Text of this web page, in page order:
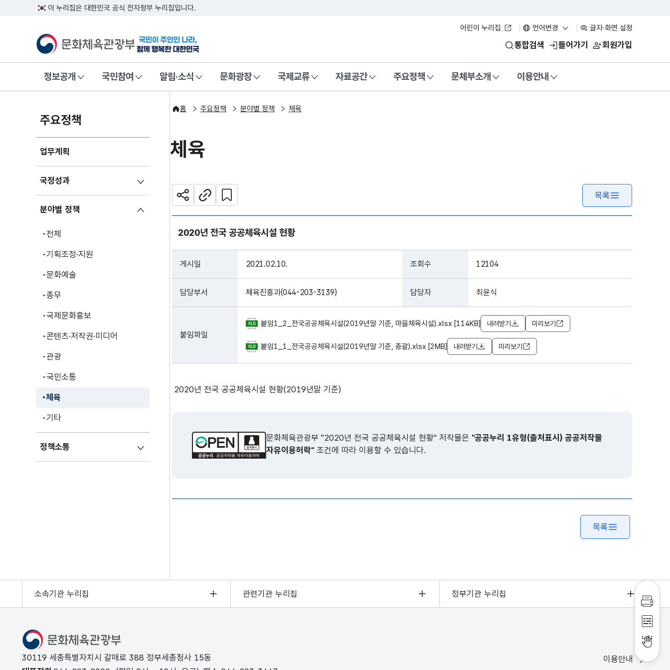
이 누리집은 대한민국 공식 전자정부 누리집입니다.
어린이 누리집 언어변경 글자·화면 설정
문화체육관광부국민이 주인인 나라, 함께 행복한 대한민국 통합검색 들어가기 회원가입
정보공개 국민참여 알림·소식 문화광장 국제교류 자료공간 주요정책 문체부소개 이용안내
주요정책
업무계획
국정성과
분야별 정책
전체
기획조정·지원
문화예술
종무
국제문화홍보
콘텐츠·저작권·미디어
관광
국민소통
체육
기타
정책소통
홈 주요정책 분야별 정책 체육
체육
공유하기주소복사
관심 콘텐츠 설정하기
목록
2020년 전국 공공체육시설 현황
게시일 2021.02.10. 조회수 12104
담당부서 체육진흥과(044-203-3139) 담당자 최윤식
붙임파일
붙임1_2_전국공공체육시설(2019년말 기준, 마을체육시설).xlsx [114KB] 내려받기 미리보기
붙임1_1_전국공공체육시설(2019년말 기준, 총괄).xlsx [2MB] 내려받기 미리보기
2020년 전국 공공체육시설 현황(2019년말 기준)
문화체육관광부 "2020년 전국 공공체육시설 현황" 저작물은 "공공누리 1유형(출처표시) 공공저작물
자유이용허락" 조건에 따라 이용할 수 있습니다.
목록
인쇄
점자
점자
소속기관 누리집 관련기관 누리집 정부기관 누리집
문화체육관광부
30119 세종특별자치시 갈매로 388 정부세종청사 15동
이용안내